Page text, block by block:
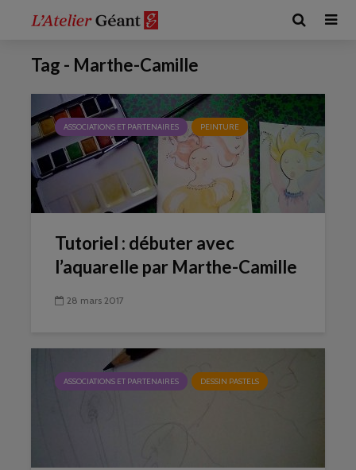
Tag - Marthe-Camille
ASSOCIATIONS ET PARTENAIRES PEINTURE
Tutoriel : débuter avec
l’aquarelle par Marthe-Camille
28 mars 2017
ASSOCIATIONS ET PARTENAIRES DESSIN PASTELS